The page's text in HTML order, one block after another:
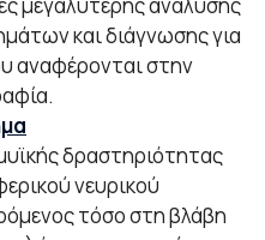
και διάγνωσης για
αναφέρονται στην
δραστηριότητας
νευρικού
τόσο στη βλάβη